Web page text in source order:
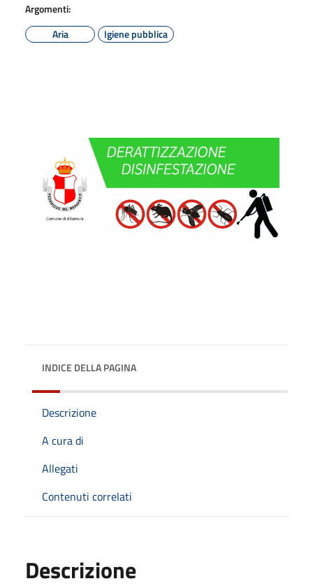
Argomenti:
Aria
Igiene pubblica
INDICE DELLA PAGINA
Descrizione
A cura di
Allegati
Contenuti correlati
Descrizione